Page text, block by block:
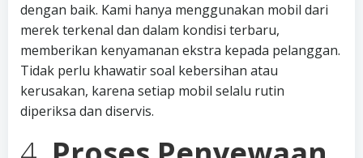
dengan baik. Kami hanya menggunakan mobil dari
merek terkenal dan dalam kondisi terbaru,
memberikan kenyamanan ekstra kepada pelanggan.
Tidak perlu khawatir soal kebersihan atau
kerusakan, karena setiap mobil selalu rutin
diperiksa dan diservis.